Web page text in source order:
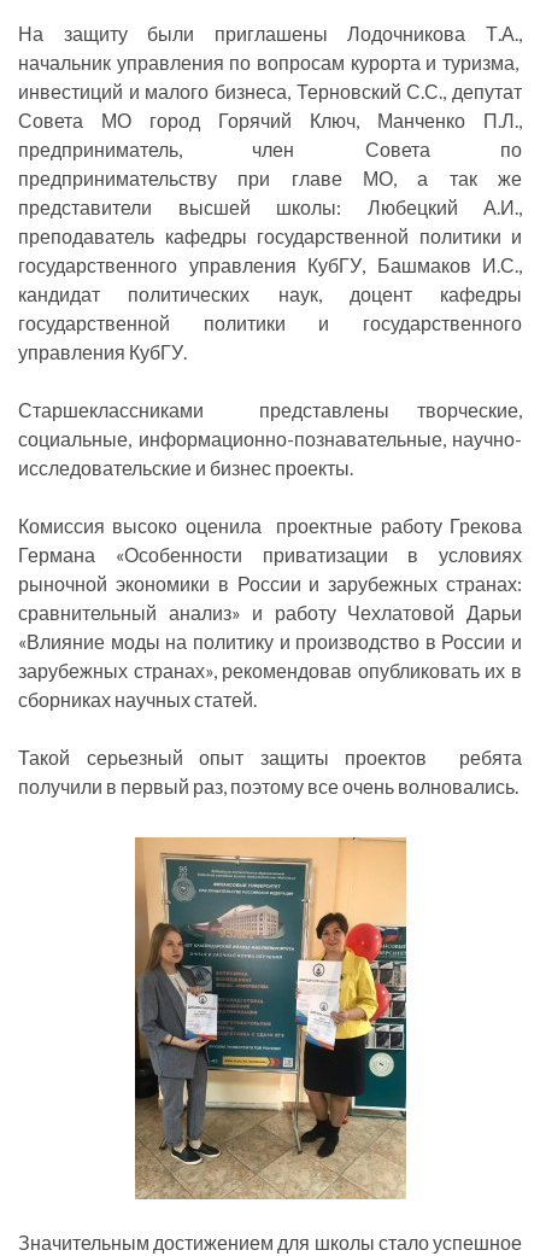
На защиту были приглашены Лодочникова Т.А.,
начальник управления по вопросам курорта и туризма,
инвестиций и малого бизнеса, Терновский С.С., депутат
Совета МО город Горячий Ключ, Манченко П.Л.,
предприниматель, член Совета по
предпринимательству при главе МО, а так же
представители высшей школы: Любецкий А.И.,
преподаватель кафедры государственной политики и
государственного управления КубГУ, Башмаков И.С.,
кандидат политических наук, доцент кафедры
государственной политики и государственного
управления КубГУ.
Старшеклассниками представлены творческие,
социальные, информационно-познавательные, научно-
исследовательские и бизнес проекты.
Комиссия высоко оценила проектные работу Грекова
Германа «Особенности приватизации в условиях
рыночной экономики в России и зарубежных странах:
сравнительный анализ» и работу Чехлатовой Дарьи
«Влияние моды на политику и производство в России и
зарубежных странах», рекомендовав опубликовать их в
сборниках научных статей.
Такой серьезный опыт защиты проектов ребята
получили в первый раз, поэтому все очень волновались.
Значительным достижением для школы стало успешное